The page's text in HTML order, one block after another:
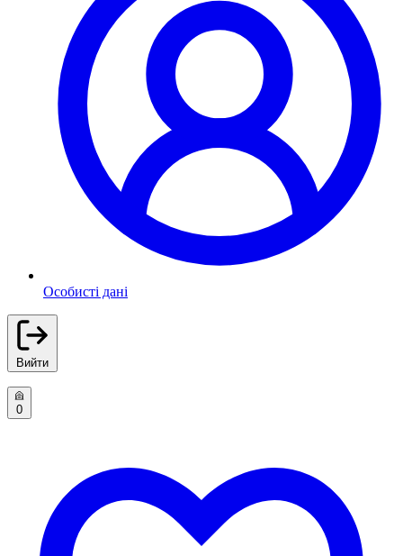
Особисті дані
Вийти
0